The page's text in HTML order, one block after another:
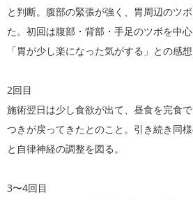
と判断。腹部の緊張が強く、胃周辺のツ
た。初回は腹部・背部・手足のツボを中
「胃が少し楽になった気がする」との感想
2回目
施術翌日は少し食欲が出て、昼食を完食
つきが戻ってきたとのこと。引き続き同
と自律神経の調整を図る。
3〜4回目